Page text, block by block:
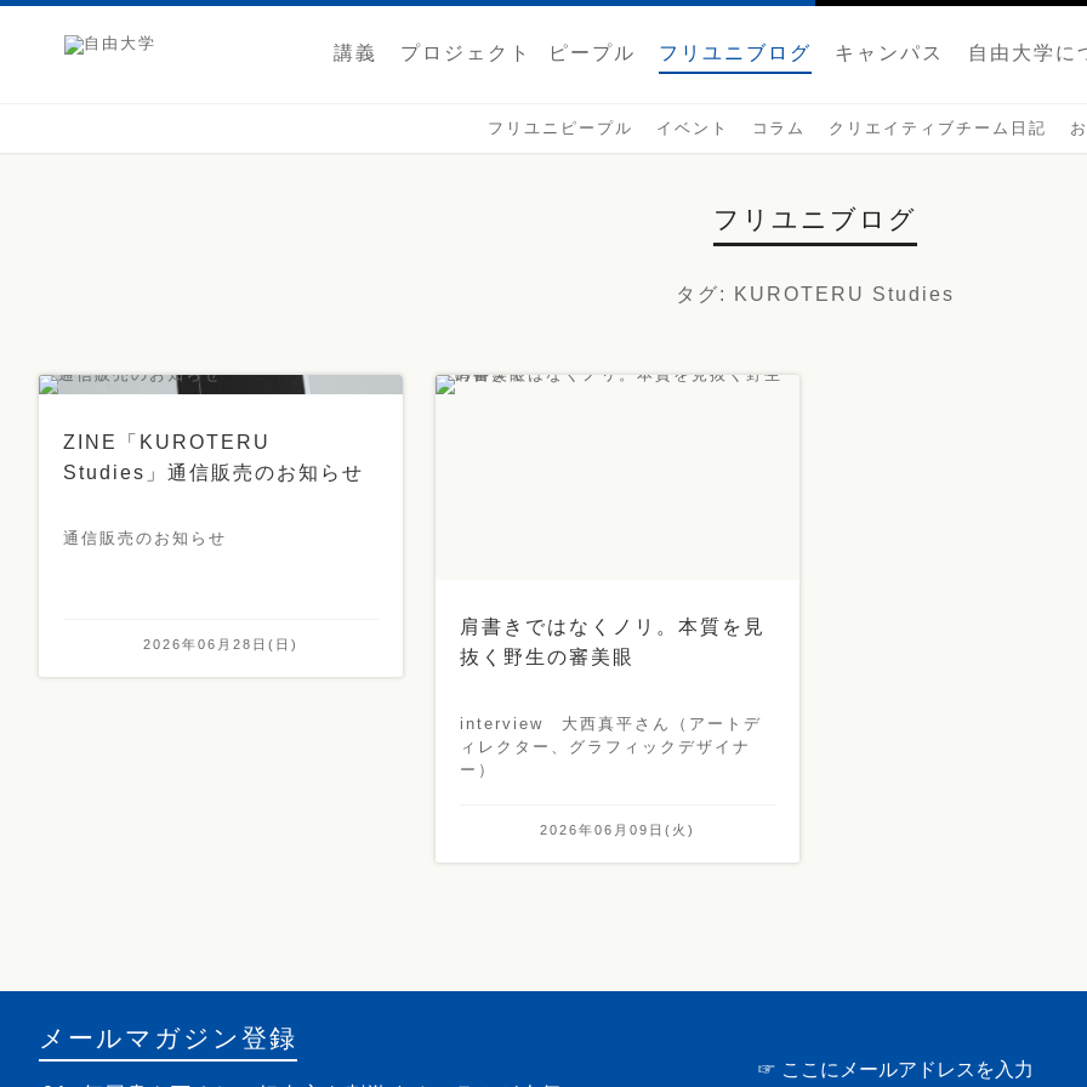
講義 プロジェクト ピープル フリユニブログ キャンパス 自由大学に
フリユニピープル イベント コラム クリエイティブチーム日記
フリユニブログ
タグ: KUROTERU Studies
ZINE「KUROTERU
Studies」通信販売のお知らせ
通信販売のお知らせ
2026年06月28日(日)
肩書きではなくノリ。本質を見
抜く野生の審美眼
interview 大西真平さん（アートデ
ィレクター、グラフィックデザイナ
ー）
2026年06月09日(火)
メールマガジン登録